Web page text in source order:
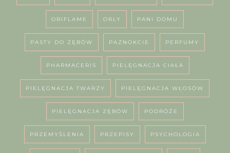
ORIFLAME ORLY PANI DOMU
PASTY DO ZĘBÓW PAZNOKCIE PERFUMY
PHARMACERIS PIELĘGNACJA CIAŁA
PIELĘGNACJA TWARZY PIELĘGNACJA WŁOSÓW
PIELĘGNACJA ZĘBÓW PODRÓŻE
PRZEMYŚLENIA PRZEPISY PSYCHOLOGIA